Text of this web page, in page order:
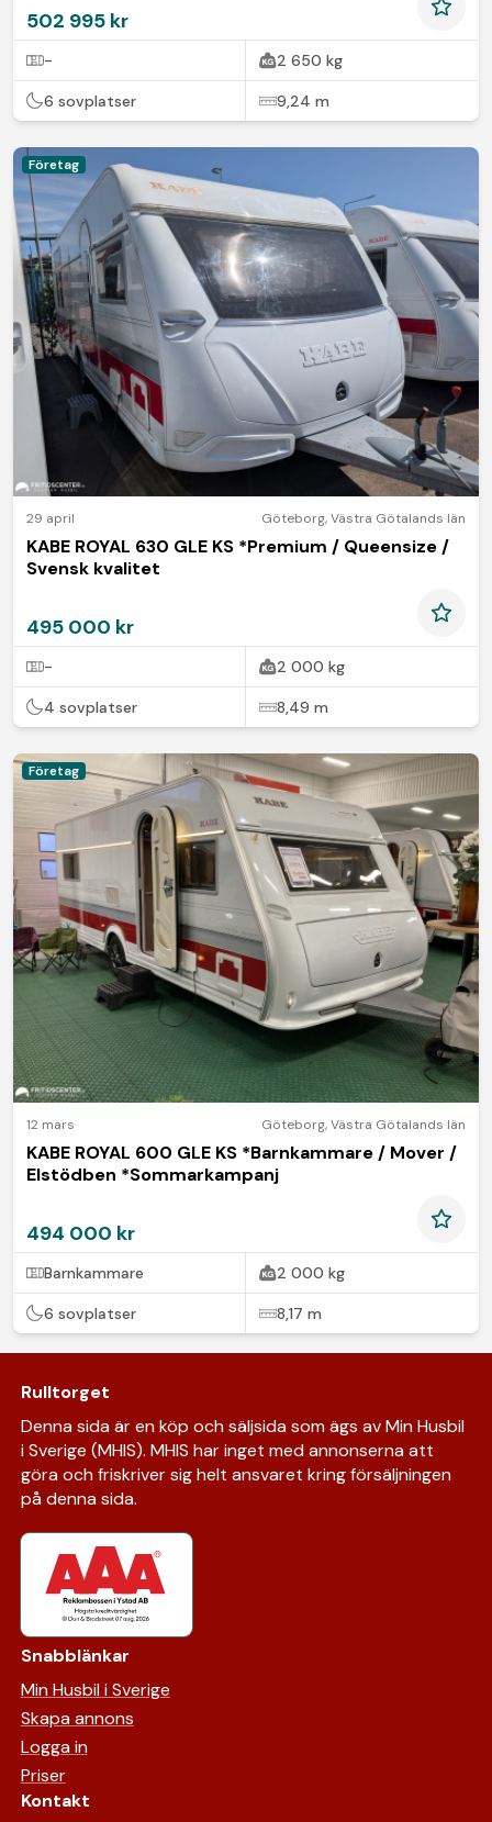
502 995 kr
- 2 650 kg
6 sovplatser 9,24 m
Företag
29 april Göteborg,Västra Götalands län
KABE ROYAL 630 GLE KS *Premium / Queensize /
Svensk kvalitet
495 000 kr
- 2 000 kg
4 sovplatser 8,49 m
Företag
12 mars Göteborg,Västra Götalands län
KABE ROYAL 600 GLE KS *Barnkammare / Mover /
Elstödben *Sommarkampanj
494 000 kr
Barnkammare 2 000 kg
6 sovplatser 8,17 m
Rulltorget
Denna sida är en köp och säljsida som ägs av Min Husbil
i Sverige (MHIS). MHIS har inget med annonserna att
göra och friskriver sig helt ansvaret kring försäljningen
på denna sida.
Snabblänkar
Min Husbil i Sverige
Skapa annons
Logga in
Priser
Kontakt